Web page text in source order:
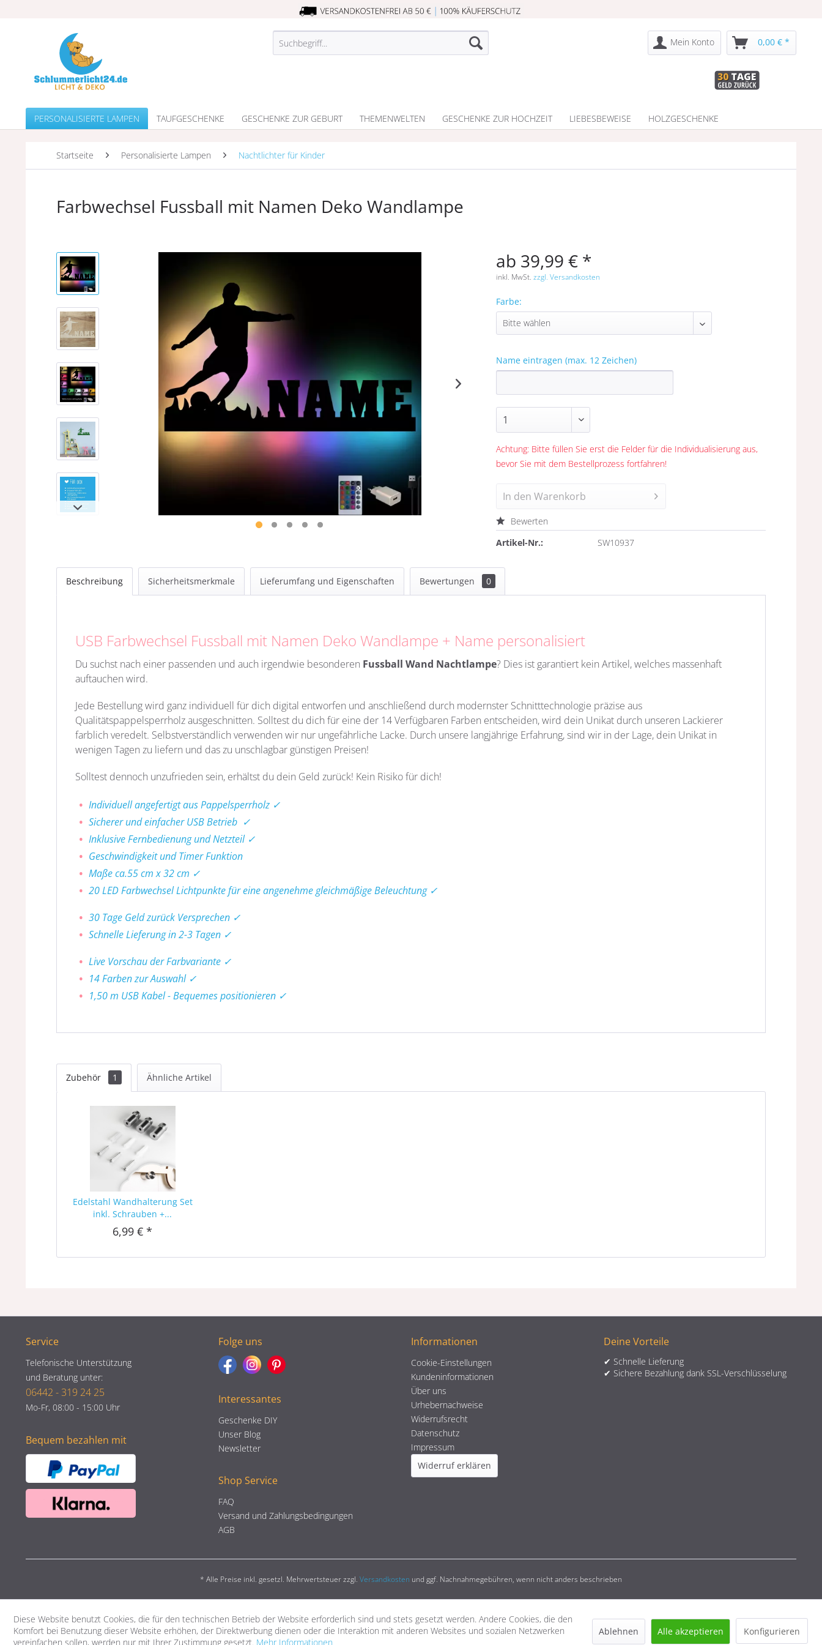
Mein Konto 0,00 € *
PERSONALISIERTE LAMPEN TAUFGESCHENKE GESCHENKE ZUR GEBURT THEMENWELTEN GESCHENKE ZUR HOCHZEIT LIEBESBEWEISE HOLZGESCHENKE
Startseite Personalisierte Lampen Nachtlichter für Kinder
Farbwechsel Fussball mit Namen Deko Wandlampe
ab 39,99 € *
inkl. MwSt.zzgl. Versandkosten
Farbe:
Name eintragen (max. 12 Zeichen)
Achtung: Bitte füllen Sie erst die Felder für die Individualisierung aus,
bevor Sie mit dem Bestellprozess fortfahren!
In den Warenkorb
Bewerten
Artikel-Nr.:
SW10937
Beschreibung Sicherheitsmerkmale Lieferumfang und Eigenschaften Bewertungen 0
USB Farbwechsel Fussball mit Namen Deko Wandlampe + Name personalisiert
Du suchst nach einer passenden und auch irgendwie besonderen Fussball Wand Nachtlampe? Dies ist garantiert kein Artikel, welches massenhaft
auftauchen wird.
Jede Bestellung wird ganz individuell für dich digital entworfen und anschließend durch modernster Schnitttechnologie präzise aus
Qualitätspappelsperrholzausgeschnitten. Solltest du dich für eine der 14 Verfügbaren Farben entscheiden, wird dein Unikat durch unseren Lackierer
farblich veredelt. Selbstverständlich verwenden wir nur ungefährliche Lacke. Durch unsere langjährige Erfahrung, sind wir in der Lage, dein Unikat in
wenigen Tagen zu liefern und das zu unschlagbar günstigen Preisen!
Solltest dennoch unzufrieden sein, erhältst du dein Geld zurück! Kein Risiko für dich!
Individuell angefertigt aus Pappelsperrholz ✓
Sicherer und einfacher USB Betrieb ✓
Inklusive Fernbedienung und Netzteil ✓
Geschwindigkeit und Timer Funktion
Maße ca.55 cm x 32 cm ✓
20 LED Farbwechsel Lichtpunkte für eine angenehme gleichmäßige Beleuchtung ✓
30 Tage Geld zurück Versprechen ✓
Schnelle Lieferung in 2-3 Tagen ✓
Live Vorschau der Farbvariante ✓
14 Farben zur Auswahl ✓
1,50 m USB Kabel - Bequemes positionieren ✓
Zubehör 1 Ähnliche Artikel
Edelstahl Wandhalterung Set
inkl. Schrauben +...
6,99 € *
Service
Telefonische Unterstützung
und Beratung unter:
06442 - 319 24 25
Mo-Fr, 08:00 - 15:00 Uhr
Bequem bezahlen mit
Folge uns
Interessantes
Geschenke DIY
Unser Blog
Newsletter
Shop Service
FAQ
Versand und Zahlungsbedingungen
AGB
Informationen
Cookie-Einstellungen
Kundeninformationen
Über uns
Urhebernachweise
Widerrufsrecht
Datenschutz
Impressum
Widerruf erklären
Deine Vorteile
✔ Schnelle Lieferung
✔ Sichere Bezahlung dank SSL-Verschlüsselung
* Alle Preise inkl. gesetzl. Mehrwertsteuer zzgl. Versandkosten und ggf. Nachnahmegebühren, wenn nicht anders beschrieben
Diese Website benutzt Cookies, die für den technischen Betrieb der Website erforderlich sind und stets gesetzt werden. Andere Cookies, die den
Komfort bei Benutzung dieser Website erhöhen, der Direktwerbung dienen oder die Interaktion mit anderen Websites und sozialen Netzwerken
vereinfachen sollen, werden nur mit Ihrer Zustimmung gesetzt. Mehr Informationen
Ablehnen Alle akzeptieren Konfigurieren